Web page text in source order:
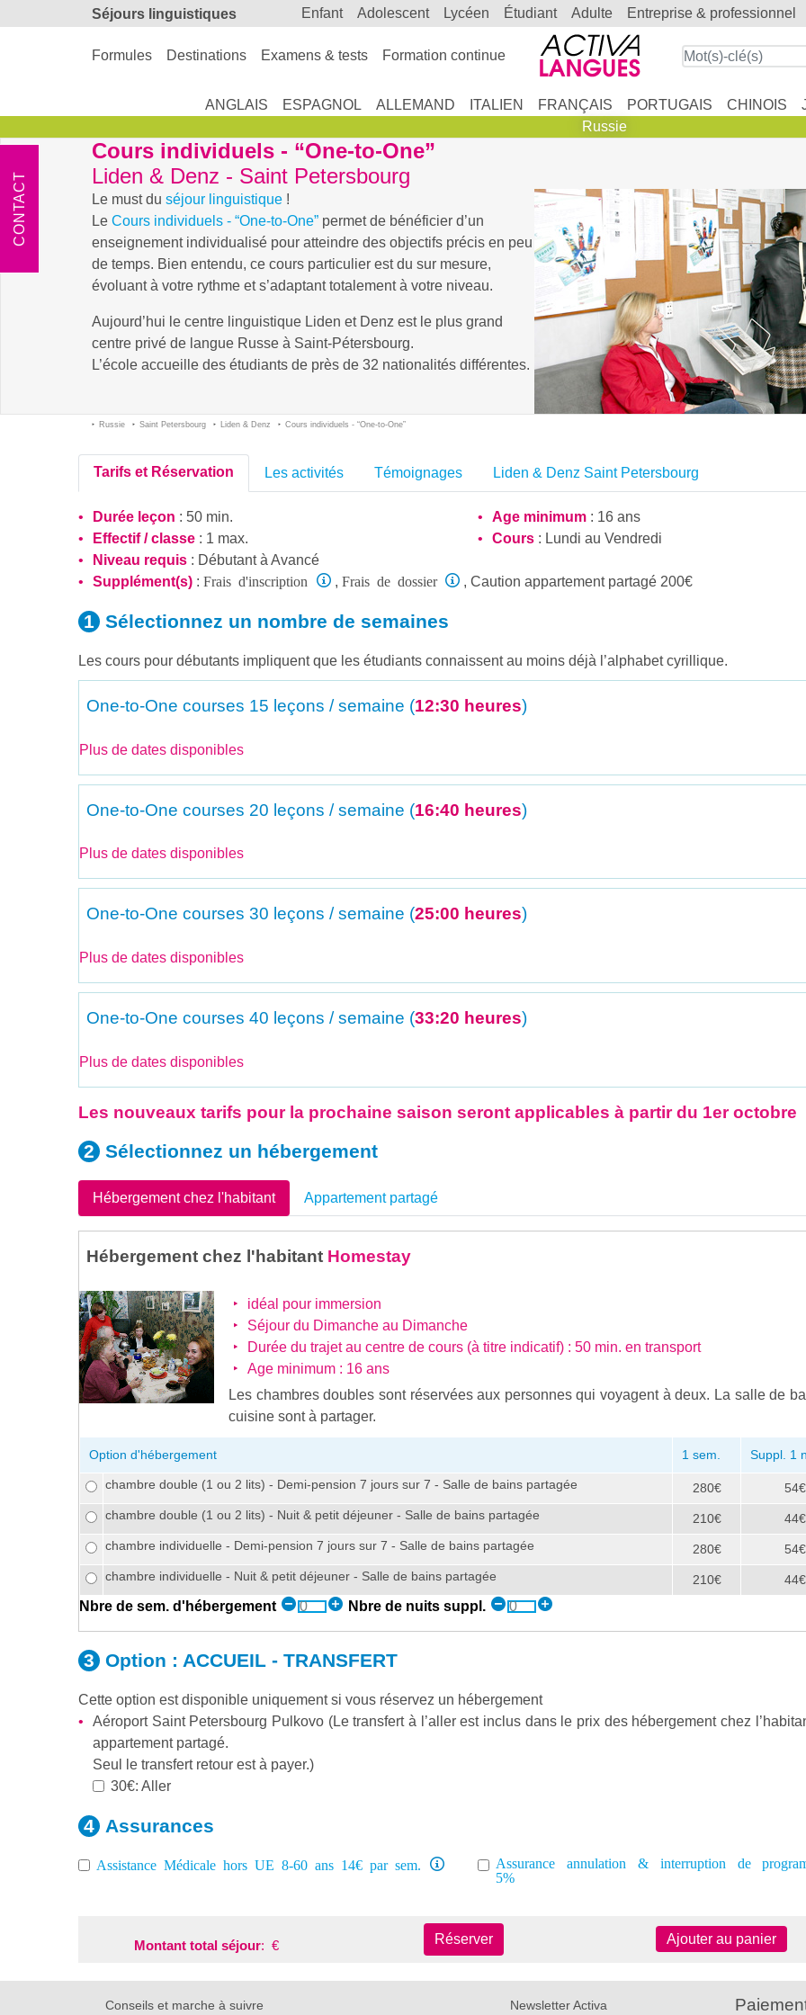
Séjours linguistiques enfant adolescent lycéen étudiant adulte entreprise & professionnel
Formules Destinations Examens & tests Formation continue
ANGLAIS ESPAGNOL ALLEMAND ITALIEN FRANÇAIS PORTUGAIS CHINOIS
Russie
Cours individuels - “One-to-One”
Liden & Denz - Saint Petersbourg
Le must du séjour linguistique !
Le Cours individuels - “One-to-One” permet de bénéficier d’un
enseignement individualisé pour atteindre des objectifs précis en peu
de temps. Bien entendu, ce cours particulier est du sur mesure,
évoluant à votre rythme et s’adaptant totalement à votre niveau.
Aujourd’hui le centre linguistique Liden et Denz est le plus grand
centre privé de langue Russe à Saint-Pétersbourg.
L’école accueille des étudiants de près de 32 nationalités différentes.
Russie Saint Petersbourg Liden & Denz Cours individuels - “One-to-One”
Tarifs et Réservation Les activités Témoignages Liden & Denz Saint Petersbourg
Durée leçon : 50 min.
Effectif / classe : 1 max.
Niveau requis : Débutantà Avancé
Age minimum : 16 ans
Cours : Lundi au Vendredi
Supplément(s) : Frais d'inscription , Frais de dossier , Caution appartement partagé 200€
Sélectionnez un nombre de semaines
Les cours pour débutants impliquent que les étudiants connaissent au moins déjà l’alphabet cyrillique.
One-to-One courses 15 leçons / semaine (12:30 heures)
Plus de dates disponibles
One-to-One courses 20 leçons / semaine (16:40 heures)
Plus de dates disponibles
One-to-One courses 30 leçons / semaine (25:00 heures)
Plus de dates disponibles
One-to-One courses 40 leçons / semaine (33:20 heures)
Plus de dates disponibles
Les nouveaux tarifs pour la prochaine saison seront applicables à partir du 1er octobre
Sélectionnez un hébergement
Hébergement chez l'habitant Appartement partagé
Hébergement chez l'habitant Homestay
idéal pour immersion
Séjour du Dimanche au Dimanche
Durée du trajet au centre de cours (à titre indicatif) : 50 min. en transport
Age minimum : 16 ans
Les chambres doubles sont réservées aux personnes qui voyagent à deux. La salle de
cuisine sont à partager.
Option d'hébergement 1 sem. Suppl. 1
chambre double (1 ou 2 lits) - Demi-pension 7 jours sur 7 - Salle de bains partagée 280€
54€
chambre double (1 ou 2 lits) - Nuit & petit déjeuner - Salle de bains partagée
210€
44€
chambre individuelle - Demi-pension 7 jours sur 7 - Salle de bains partagée
280€
54€
chambre individuelle - Nuit & petit déjeuner - Salle de bains partagée
210€ 44€
Nbre de sem. d'hébergement Nbre de nuits suppl.
Option : ACCUEIL - TRANSFERT
Cette option est disponible uniquement si vous réservez un hébergement
Aéroport Saint Petersbourg Pulkovo (Le transfert à l’aller est inclus dans le prix des hébergement chez
appartement partagé.
Seul le transfert retour est à payer.)
30€: Aller
Assurances
Assistance Médicale hors UE 8-60 ans 14€ par sem.
Assurance annulation & interruption de
5%
Montant total séjour: € Réserver Ajouter au panier
CONTACT
Conseils et marche à suivre Newsletter Activa